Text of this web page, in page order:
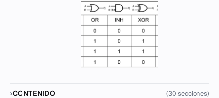
CONTENIDO (30 secciones)